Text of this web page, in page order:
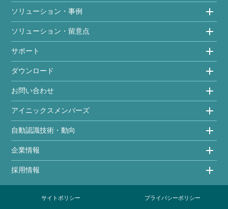
ソリューション・事例
ソリューション・留意点
サポート
ダウンロード
お問い合わせ
アイニックスメンバーズ
自動認識技術・動向
企業情報
採用情報
サイトポリシー プライバシーポリシー